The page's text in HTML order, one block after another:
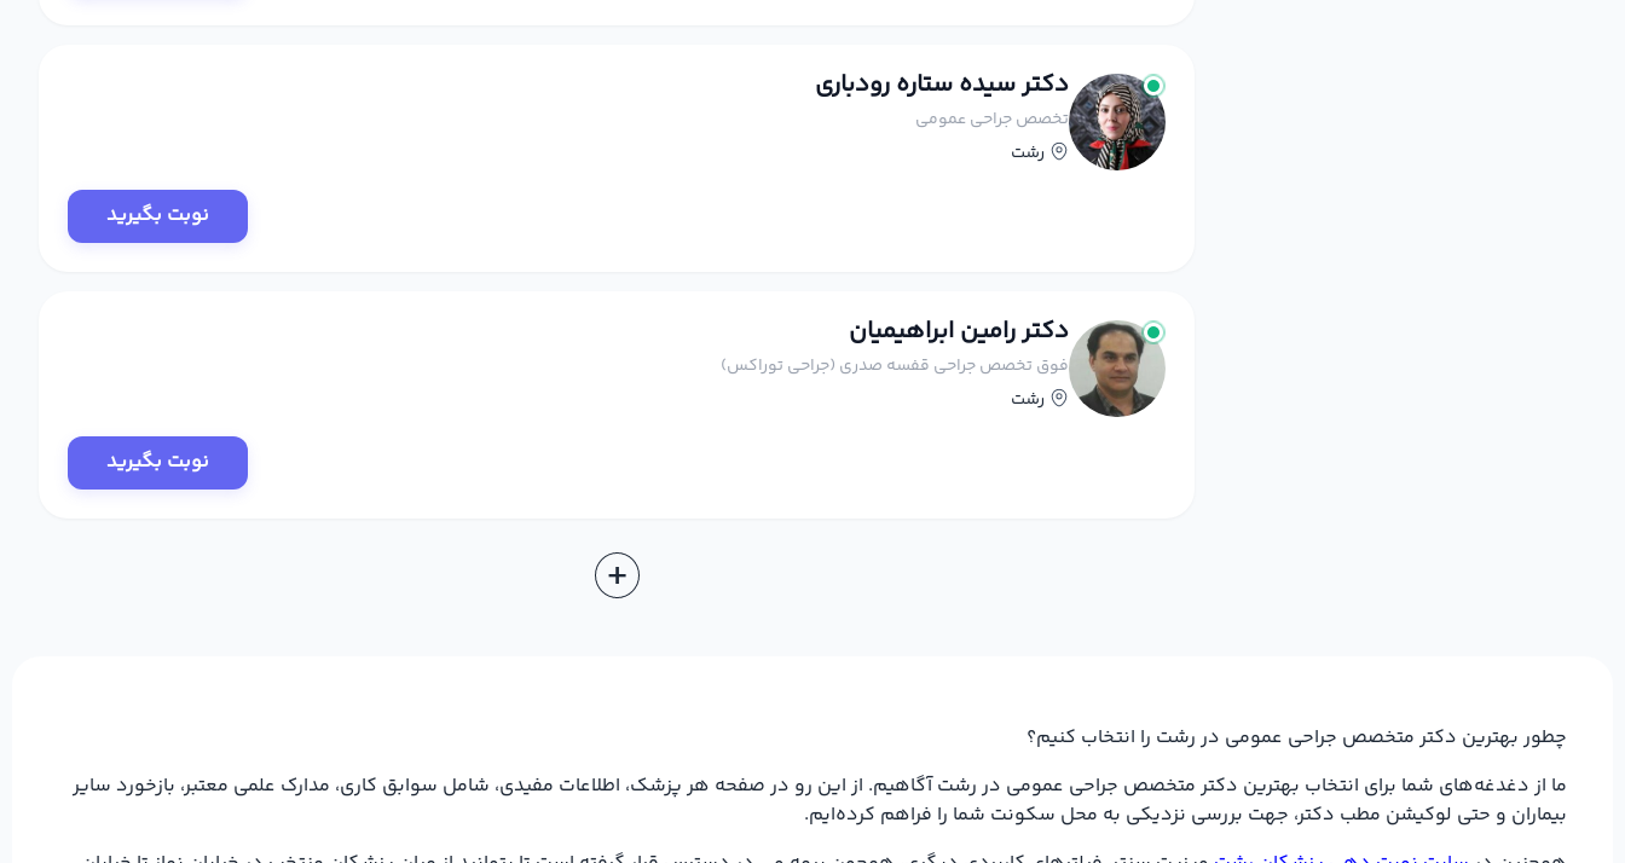
دکتر سیده ستاره رودباری
تخصص جراحی عمومی
رشت
نوبت بگیرید
دکتر رامین ابراهیمیان
فوق تخصص جراحی قفسه صدری (جراحی توراکس)
رشت
نوبت بگیرید
ما از دغدغه‌های شما برای انتخاب بهترین دکتر متخصص جراحی عمومی در رشت آگاهیم. از این رو در صفحه هر پزشک، اطلاعات مفیدی، شامل سوابق کاری، مدارک علمی معتبر، بازخورد سایر
بیماران و حتی لوکیشن مطب دکتر، جهت بررسی نزدیکی به محل سکونت شما را فراهم کرده‌ایم.
همچنین درسایت نوبت دهی پزشکان رشتویزیت سنتر، فیلترهای کاربردی دیگری، همچون بیمه و... در دسترس قرار گرفته است تا بتوانید از میان پزشکان منتخب در خیابان نماز تا خیابان
نواب بررسی دقیق‌تری داشته باشید. در نهایت هم اگر پزشک مورد نظرتان در رشت یافت نشود، می‌توانید به‌راحتی شهرهای مجاور یا تخصص‌های نزدیک را بررسی کنید.